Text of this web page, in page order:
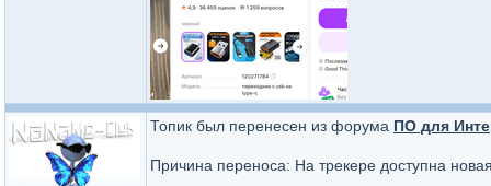
Топик был перенесен из форума ПО для
Причина переноса: На трекере доступна